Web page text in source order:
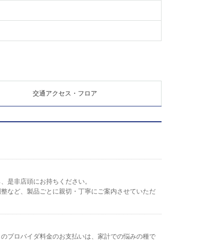
交通アクセス・フロア
是非店頭にお持ちください。
など、製品ごとに親切・丁寧にご案内させていただ
プロバイダ料金のお支払いは、家計での悩みの種で